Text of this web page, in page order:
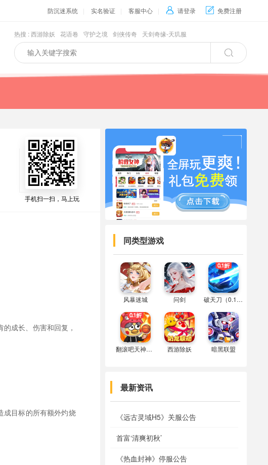
防沉迷系统 实名验证 客服中心  请登录  免费注册
热搜 :西游除妖 花语卷 守护之境 剑侠传奇 天剑奇缘-天玑服

手机扫一扫，马上玩
成长、伤害和回复，
成目标的所有额外灼烧
同类型游戏
风暴迷城 问剑 破天刀（0.1折）
翻滚吧天神（0.1折） 西游除妖 暗黑联盟
最新资讯
《远古灵域H5》关服公告
首富‘清爽初秋’
《热血封神》停服公告